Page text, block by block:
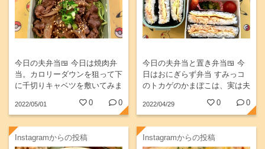
今日の夫弁当🍱 今日は焼肉弁
当。カロリーダウンを狙って下
に千切りキャベツを敷いてみま
した😁 あとはカボチャコロッ
ケと、ピーマンとパプリカと人
録...
2022/05/01 0 0
今日の夫弁当と置き弁当🍱 今
日はおにぎらず弁当 すみっコ
のトカゲのかまぼこは、実は夫
のリクエスト。 次女も朝ごは
んにマヨコーンのおにぎらずを
記録 #お弁当...
2022/04/29 0 0
Instagramからの投稿 Instagramからの投稿